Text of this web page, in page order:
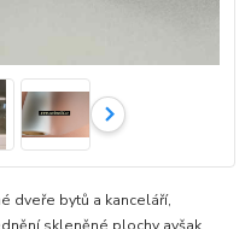
dveře bytů a kanceláří,